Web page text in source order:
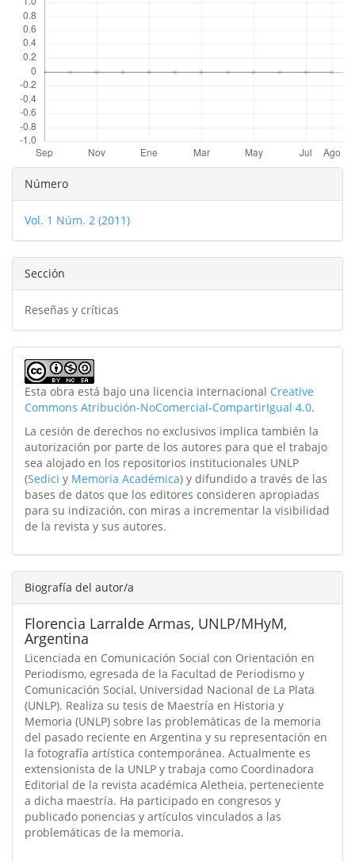
Detalles
del
artículo
Número
Vol. 1 Núm. 2 (2011)
Sección
Reseñas y críticas
Esta obra está bajo una licencia internacional Creative
Commons Atribución-NoComercial-CompartirIgual 4.0.
La cesión de derechos no exclusivos implica también la
autorización por parte de los autores para que el trabajo
sea alojado en los repositorios institucionales UNLP
(Sedici y Memoria Académica) y difundido a través de las
bases de datos que los editores consideren apropiadas
para su indización, con miras a incrementar la visibilidad
de la revista y sus autores.
Biografía del autor/a
Florencia Larralde Armas, UNLP/MHyM,
Argentina
Licenciada en Comunicación Social con Orientación en
Periodismo, egresada de la Facultad de Periodismo y
Comunicación Social, Universidad Nacional de La Plata
(UNLP). Realiza su tesis de Maestría en Historia y
Memoria (UNLP) sobre las problemáticas de la memoria
del pasado reciente en Argentina y su representación en
la fotografía artística contemporánea. Actualmente es
extensionista de la UNLP y trabaja como Coordinadora
Editorial de la revista académica Aletheia, perteneciente
a dicha maestría. Ha participado en congresos y
publicado ponencias y artículos vinculados a las
problemáticas de la memoria.